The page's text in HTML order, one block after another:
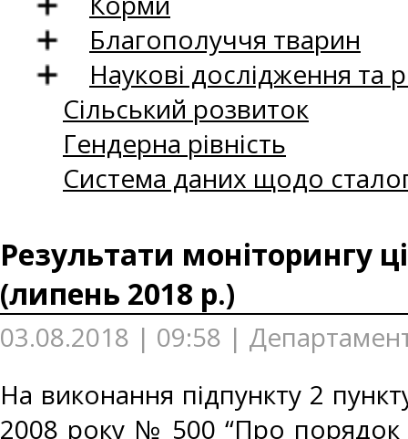
Благополуччя тварин
Наукові дослідження та
Сільський розвиток
Гендерна рівність
Система даних щодо
Результати моніторингу
(липень 2018 р.)
03.08.2018 | 09:58 |
На виконання підпункту 2
2008 року № 500 “Про порядок